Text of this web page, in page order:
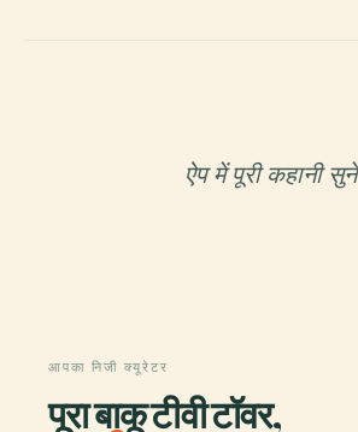
ऐप में पूरी कहानी सुनें
आपका निजी क्यूरेटर
पूरा बाकू टीवी टॉवर,